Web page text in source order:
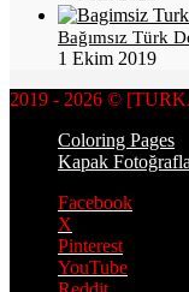
Bağımsız Türk
1 Ekim 2019
2019 - 2026 ©
Coloring Pages
Kapak
Facebook
X
Pinterest
YouTube